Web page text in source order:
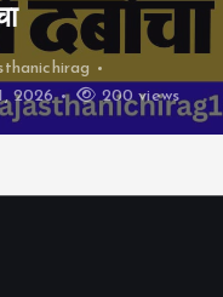
2026
200 views